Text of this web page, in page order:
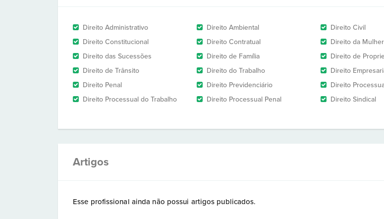
Direito Administrativo Direito Ambiental
Direito Civil
Direito Constitucional
Direito Contratual
Direito da Mulher
Direito das Sucessões
Direito de Família
Direito de
Direito de Trânsito
Direito do Trabalho
Direito
Direito Penal
Direito Previdenciário
Direito
Direito Processual do Trabalho
Direito Processual Penal Direito Sindical
Artigos
Esse profissional ainda não possui artigos publicados.